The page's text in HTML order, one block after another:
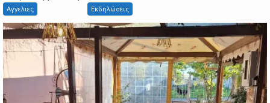
Αγγελιες Εκδηλώσεις